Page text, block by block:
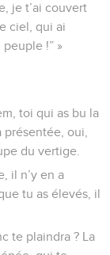
je t’ai couvert
ciel, qui ai
!” »
toi qui as bu la
présentée, oui,
du vertige.
il n’y en a
tu as élevés, il
te plaindra ? La